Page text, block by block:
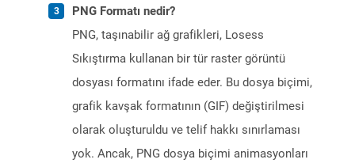
PNG Formatı nedir?
PNG, taşınabilir ağ grafikleri, Losess
Sıkıştırma kullanan bir tür raster görüntü
dosyası formatını ifade eder. Bu dosya biçimi,
grafik kavşak formatının (GIF) değiştirilmesi
olarak oluşturuldu ve telif hakkı sınırlaması
yok. Ancak, PNG dosya biçimi animasyonları